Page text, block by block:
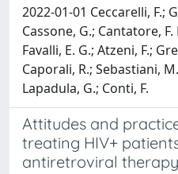
2022-01-01 Ceccarelli, F.;
Cassone, G.; Cantatore, F.
Favalli, E. G.; Atzeni, F.;
Caporali, R.; Sebastiani,
Lapadula, G.; Conti, F.
Attitudes and
treating HIV+
antiretroviral